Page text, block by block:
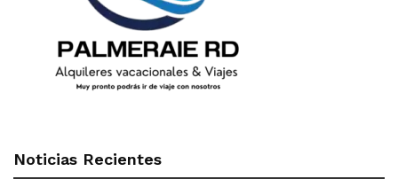
Noticias Recientes